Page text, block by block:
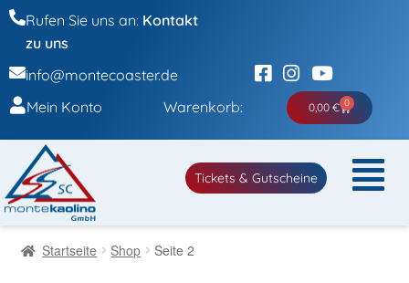
Rufen Sie uns an: Kontakt
zu uns
info@montecoaster.de
Mein Konto
Warenkorb: 0,00 € 0
Tickets & Gutscheine
Startseite Shop Seite 2